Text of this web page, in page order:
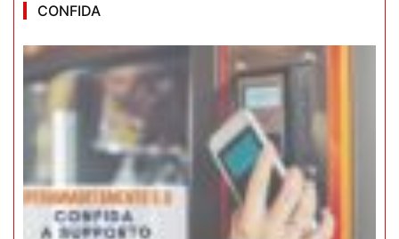
CONFIDA